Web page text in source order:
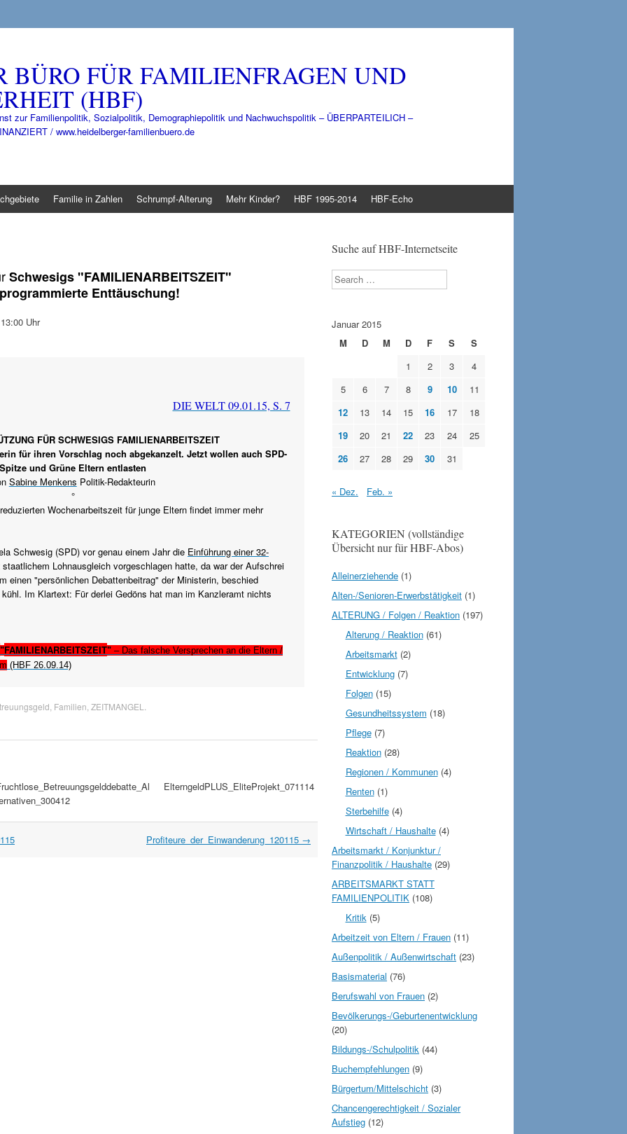
BÜRO FÜR FAMILIENFRAGEN UND
(HBF)
zur Familienpolitik, Sozialpolitik, Demographiepolitik und Nachwuchspolitik – ÜBERPARTEILICH –
/ www.heidelberger-familienbuero.de
Familie in Zahlen Schrumpf-Alterung Mehr Kinder? HBF 1995-2014 HBF-Echo
Schwesigs "FAMILIENARBEITSZEIT"
programmierte Enttäuschung!
Uhr
DIE WELT 09.01.15, S. 7
FÜR SCHWESIGS FAMILIENARBEITSZEIT
für ihren Vorschlag noch abgekanzelt. Jetzt wollen auch SPD-
Spitze und Grüne Eltern entlasten
Sabine Menkens Politik-Redakteurin
°
Wochenarbeitszeit für junge Eltern findet immer mehr
Schwesig (SPD) vor genau einem Jahr die Einführung einer 32-
Lohnausgleich vorgeschlagen hatte, da war der Aufschrei
einen "persönlichen Debattenbeitrag" der Ministerin, beschied
Im Klartext: Für derlei Gedöns hat man im Kanzleramt nichts
"FAMILIENARBEITSZEIT" – Das falsche Versprechen an die Eltern /
(HBF 26.09.14)
Familien ZEITMANGEL
ElterngeldPLUS_EliteProjekt_071114
Profiteure_der_Einwanderung_120115 →
Suche auf HBF-Internetseite
Search
Januar 2015
M
D M D F S
S
1
2 3
4
5
6 7 8 9 10
11
12
13 14 15 16 17
18
19
20 21 22 23 24
25
26
27 28 29 30 31
« Dez. Feb. »
KATEGORIEN (vollständige
Übersicht nur für HBF-Abos)
Alleinerziehende (1)
Alten-/Senioren-Erwerbstätigkeit (1)
ALTERUNG / Folgen / Reaktion (197)
Alterung / Reaktion(61)
Arbeitsmarkt(2)
Entwicklung(7)
Folgen(15)
Gesundheitssystem (18)
Pflege(7)
Reaktion(28)
Regionen / Kommunen(4)
Renten(1)
Sterbehilfe(4)
Wirtschaft / Haushalte(4)
Arbeitsmarkt / Konjunktur /
Finanzpolitik / Haushalte (29)
ARBEITSMARKT STATT
FAMILIENPOLITIK (108)
Kritik(5)
Arbeitzeit von Eltern / Frauen (11)
Außenpolitik / Außenwirtschaft (23)
Basismaterial (76)
Berufswahl von Frauen (2)
Bevölkerungs-/Geburtenentwicklung
(20)
Bildungs-/Schulpolitik (44)
Buchempfehlungen (9)
Bürgertum/Mittelschicht (3)
Chancengerechtigkeit / Sozialer
Aufstieg (12)